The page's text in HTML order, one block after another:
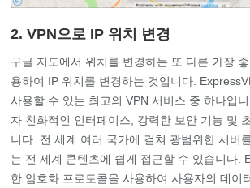
2. VPN으로 IP 위치 변경
구글 지도에서 위치를 변경하는 또 다른 가장
용하여 IP 위치를 변경하는 것입니다.
사용할 수 있는 최고의 VPN 서비스 중 하나입
자 친화적인 인터페이스, 강력한 보안 기능 및
니다. 전 세계 여러 국가에 걸쳐 광범위한 서버
는 전 세계 콘텐츠에 쉽게 접근할 수 있습니다.
한 암호화 프로토콜을 사용하여 사용자의 데이